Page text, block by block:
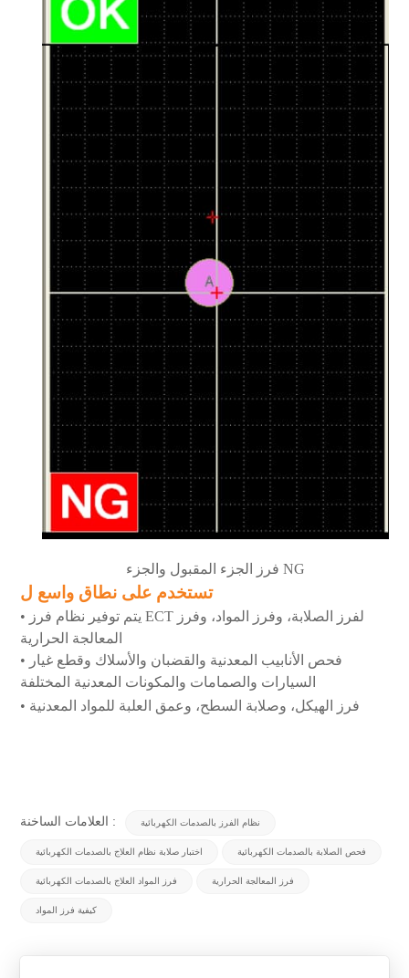
فرز الجزء المقبول والجزء NG
تستخدم على نطاق واسع ل
• يتم توفير نظام فرز ECT لفرز الصلابة، وفرز المواد، وفرز
المعالجة الحرارية
• فحص الأنابيب المعدنية والقضبان والأسلاك وقطع غيار
السيارات والصمامات والمكونات المعدنية المختلفة
• فرز الهيكل، وصلابة السطح، وعمق العلبة للمواد المعدنية
العلامات الساخنة : نظام الفرز بالصدمات الكهربائية
اختبار صلابة نظام العلاج بالصدمات الكهربائية فحص الصلابة بالصدمات الكهربائية
فرز المواد العلاج بالصدمات الكهربائية فرز المعالجة الحرارية
كيفية فرز المواد